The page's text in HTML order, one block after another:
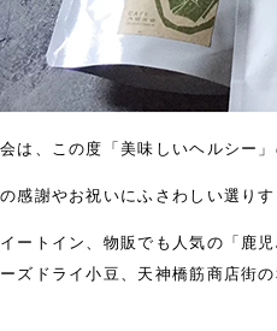
は、この度「美味しいヘルシー
感謝やお祝いにふさわしい選り
ートイン、物販でも人気の「鹿
ズドライ小豆、天神橋筋商店街